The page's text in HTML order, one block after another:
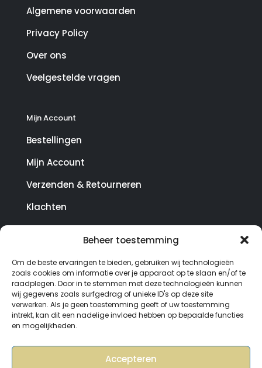
Beheer toestemming
Om de beste ervaringen te bieden, gebruiken wij technologieën
zoals cookies om informatie over je apparaat op te slaan en/of te
raadplegen. Door in te stemmen met deze technologieën kunnen
wij gegevens zoals surfgedrag of unieke ID's op deze site
verwerken. Als je geen toestemming geeft of uw toestemming
intrekt, kan dit een nadelige invloed hebben op bepaalde functies
en mogelijkheden.
Accepteren
Algemene voorwaarden
Privacy Policy
Over ons
Veelgestelde vragen
Mijn Account
Bestellingen
Mijn Account
Verzenden & Retourneren
Klachten
© Copyright SterrenHosting 2021-2026 - In opdracht
van Lynaly.nl